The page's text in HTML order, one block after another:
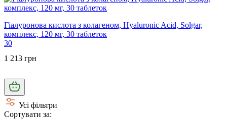
Гіалуронова кислота з колагеном, Hyaluronic Acid, Solgar,
комплекс, 120 мг, 30 таблеток
30
1 213 грн
Усі фільтри
Сортувати за: